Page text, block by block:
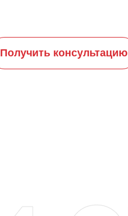
Получить консультацию